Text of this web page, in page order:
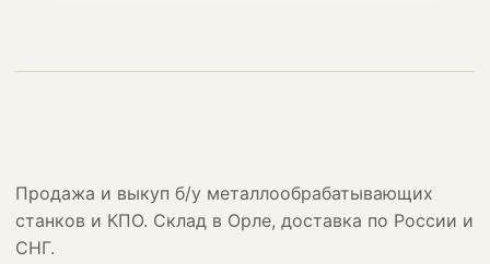
Продажа и выкуп б/у металлообрабатывающих
станков и КПО. Склад в Орле, доставка по России и
СНГ.